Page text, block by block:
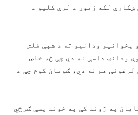
لکه زموږ د لرې کلیو د
پخوانیو ودانیو ته د شپې فلش
ودانۍ داسې نه دي چې څه خاص
هم نه دي، ګومان کوم چې د
په ژوند کې په خوند پسې ګرځي